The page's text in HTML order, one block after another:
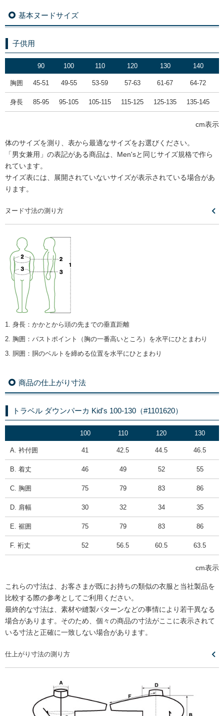
基本ヌードサイズ
子供用
90 100 110 120 130 140
胸囲 45-51 49-55 53-59 57-63 61-67 64-72
身長 85-95 95-105 105-115 115-125 125-135 135-145
cm表示
体のサイズを測り、表から最適なサイズをお選びください。
「男女兼用」の表記がある商品は、Men'sと同じサイズ規格で作ら
れています。
サイズ表には、展開されていないサイズが表示されている場合があ
ります。
ヌード寸法の測り方
1. 身長 ： かかとから頭の先までの垂直距離
2. 胸囲 ： バストポイント（胸の一番高いところ）を水平にひとまわり
3. 胴囲 ： 胴のベルトを締める位置を水平にひとまわり
商品の仕上がり寸法
トラベル ダウンパーカ Kid's 100-130（#1101620）
100 110 120 130
A. 衿付囲 41 42.5 44.5 46.5
B. 着丈 46 49 52 55
C. 胸囲 75 79 83 86
D. 肩幅 30 32 34 35
E. 裾囲 75 79 83 86
F. 裄丈 52 56.5 60.5 63.5
cm表示
これらの寸法は、お客さまが既にお持ちの類似の衣服と当社製品を
比較する際の参考としてご利用ください。
最終的な寸法は、素材や縫製パターンなどの事情により若干異なる
場合があります。そのため、個々の商品の寸法がここに表示されて
いる寸法と正確に一致しない場合があります。
仕上がり寸法の測り方